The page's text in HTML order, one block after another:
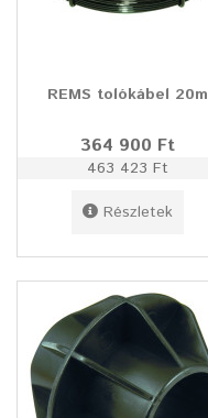
REMS tolókábel 20m
364 900 Ft
463 423 Ft
Részletek